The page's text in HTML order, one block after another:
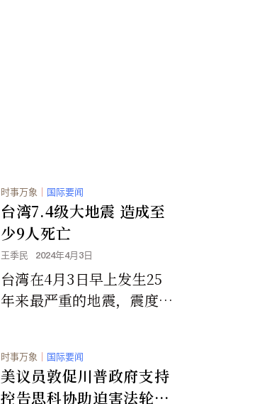
时事万象 ｜ 国际要闻
台湾7.4级大地震 造成至
少9人死亡
王季民 2024年4月3日
台湾在4月3日早上发生25
年来最严重的地震，震度高
时事万象 ｜ 国际要闻
美议员敦促川普政府支持
控告思科协助迫害法轮功